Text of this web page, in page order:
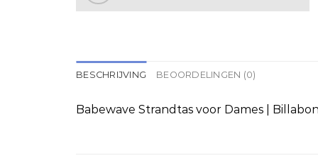
BESCHRIJVING BEOORDELINGEN (0)
Babewave Strandtas voor Dames |